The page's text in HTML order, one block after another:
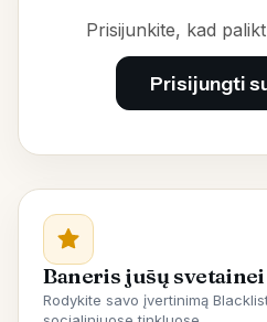
Prisijunkite, kad
Prisijungti
Baneris jūsų svetainei
Rodykite savo įvertinimą